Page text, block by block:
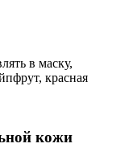
в маску,
красная
кожи